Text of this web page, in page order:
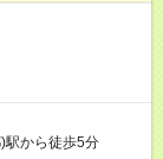
駅から徒歩5分